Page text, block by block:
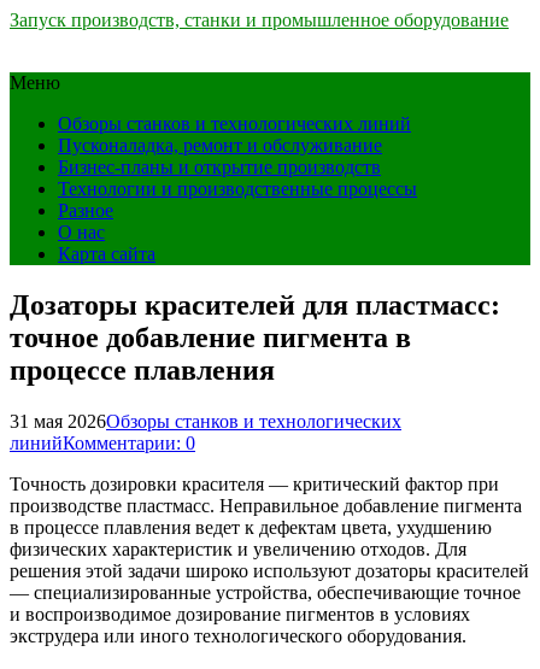
Запуск производств, станки и промышленное оборудование
Меню
Обзоры станков и технологических линий
Пусконаладка, ремонт и обслуживание
Бизнес-планы и открытие производств
Технологии и производственные процессы
Разное
О нас
Карта сайта
Дозаторы красителей для пластмасс:
точное добавление пигмента в
процессе плавления
31 мая 2026Обзоры станков и технологических
линийКомментарии: 0
Точность дозировки красителя — критический фактор при
производстве пластмасс. Неправильное добавление пигмента
в процессе плавления ведет к дефектам цвета, ухудшению
физических характеристик и увеличению отходов. Для
решения этой задачи широко используют дозаторы красителей
— специализированные устройства, обеспечивающие точное
и воспроизводимое дозирование пигментов в условиях
экструдера или иного технологического оборудования.